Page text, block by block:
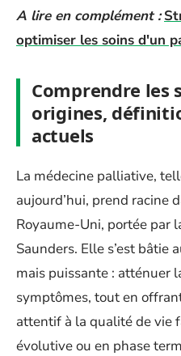
A lire en complément :
optimiser les soins d'un
Comprendre les
origines,
actuels
La médecine palliative,
aujourd’hui, prend racine
Royaume-Uni, portée par
Saunders. Elle s’est bâtie
mais puissante : atténuer
symptômes, tout en
attentif à la qualité de vie
évolutive ou en phase